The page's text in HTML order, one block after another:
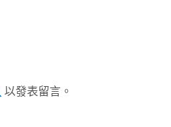
以發表留言。